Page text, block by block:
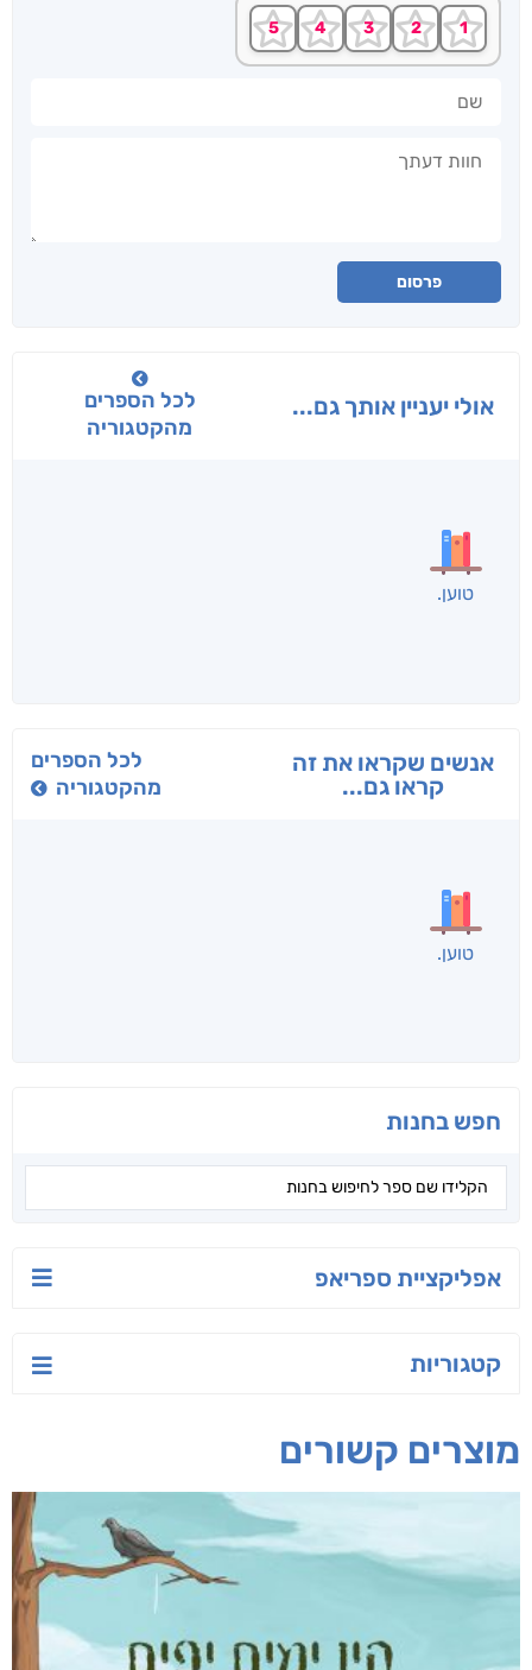
חפש בחנות
פרסום
אולי יעניין אותך גם...
לכל הספרים
מהקטגוריה
בפנוכו
חני שאטן
תרדמת
א. פ.
אנשים שקראו את זה
יאיר פומרנץ עו"ד מאלק חיר